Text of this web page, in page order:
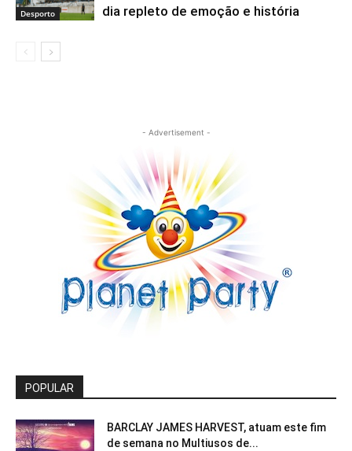
Desporto
dia repleto de emoção e história
- Advertisement -
POPULAR
BARCLAY JAMES HARVEST, atuam este fim
de semana no Multiusos de...